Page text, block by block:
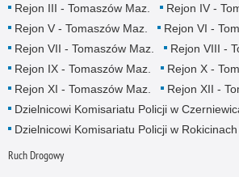
Rejon III - Tomaszów Maz.
Rejon IV -
Rejon V - Tomaszów Maz.
Rejon VI -
Rejon VII - Tomaszów Maz.
Rejon VIII -
Rejon IX - Tomaszów Maz.
Rejon X -
Rejon XI - Tomaszów Maz.
Rejon XII -
Dzielnicowi Komisariatu Policji w
Dzielnicowi Komisariatu Policji w Rokicinach
Ruch Drogowy